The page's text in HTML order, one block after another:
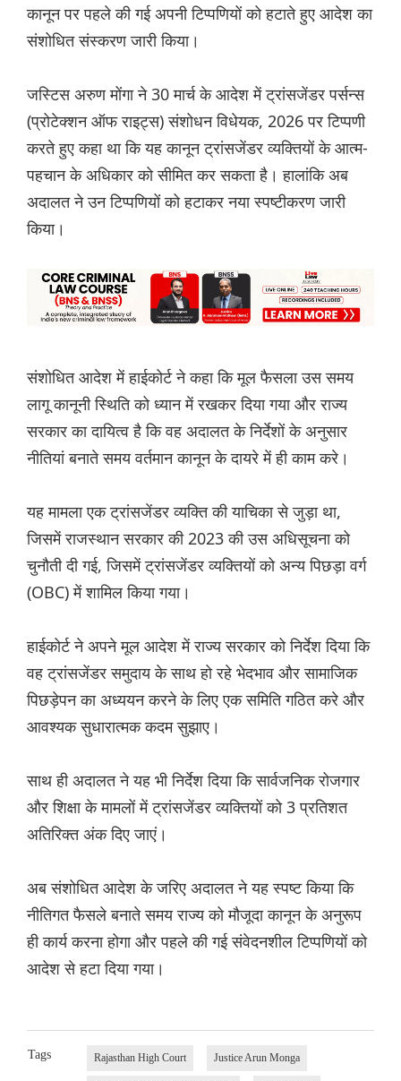
कानून पर पहले की गई अपनी टिप्पणियों को हटाते हुए आदेश का
संशोधित संस्करण जारी किया।
जस्टिस अरुण मोंगा ने 30 मार्च के आदेश में ट्रांसजेंडर पर्सन्स
(प्रोटेक्शन ऑफ राइट्स) संशोधन विधेयक, 2026 पर टिप्पणी
करते हुए कहा था कि यह कानून ट्रांसजेंडर व्यक्तियों के आत्म-
पहचान के अधिकार को सीमित कर सकता है। हालांकि अब
अदालत ने उन टिप्पणियों को हटाकर नया स्पष्टीकरण जारी
किया।
संशोधित आदेश में हाईकोर्ट ने कहा कि मूल फैसला उस समय
लागू कानूनी स्थिति को ध्यान में रखकर दिया गया और राज्य
सरकार का दायित्व है कि वह अदालत के निर्देशों के अनुसार
नीतियां बनाते समय वर्तमान कानून के दायरे में ही काम करे।
यह मामला एक ट्रांसजेंडर व्यक्ति की याचिका से जुड़ा था,
जिसमें राजस्थान सरकार की 2023 की उस अधिसूचना को
चुनौती दी गई, जिसमें ट्रांसजेंडर व्यक्तियों को अन्य पिछड़ा वर्ग
(OBC) में शामिल किया गया।
हाईकोर्ट ने अपने मूल आदेश में राज्य सरकार को निर्देश दिया कि
वह ट्रांसजेंडर समुदाय के साथ हो रहे भेदभाव और सामाजिक
पिछड़ेपन का अध्ययन करने के लिए एक समिति गठित करे और
आवश्यक सुधारात्मक कदम सुझाए।
साथ ही अदालत ने यह भी निर्देश दिया कि सार्वजनिक रोजगार
और शिक्षा के मामलों में ट्रांसजेंडर व्यक्तियों को 3 प्रतिशत
अतिरिक्त अंक दिए जाएं।
अब संशोधित आदेश के जरिए अदालत ने यह स्पष्ट किया कि
नीतिगत फैसले बनाते समय राज्य को मौजूदा कानून के अनुरूप
ही कार्य करना होगा और पहले की गई संवेदनशील टिप्पणियों को
आदेश से हटा दिया गया।
Tags Rajasthan High Court Justice Arun Monga